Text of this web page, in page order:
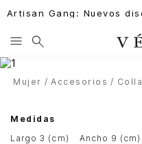
Artisan Gang: Nuevos
Mujer Accesorios
Medidas
largo 3 (cm)
ancho 9 (cm)